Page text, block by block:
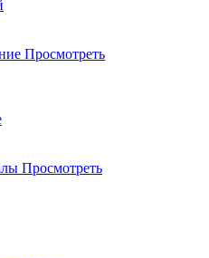
Просмотреть
Просмотреть